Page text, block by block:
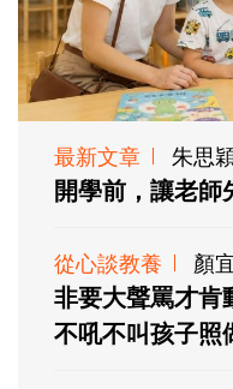
最新文章 朱思
開學前，讓老師
從心談教養 顏
非要大聲罵才肯
不吼不叫孩子照